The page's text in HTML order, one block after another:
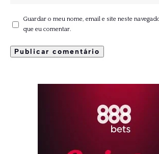
Guardar o meu nome, email e site neste
que eu comentar.